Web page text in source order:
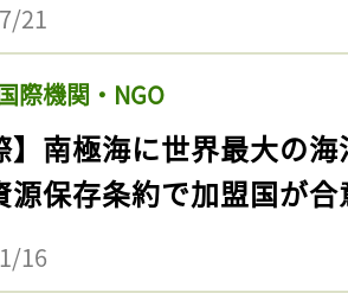
21
際機関・NGO
】南極海に世界最大の
源保存条約で加盟国が合
16
事をお気に入りに